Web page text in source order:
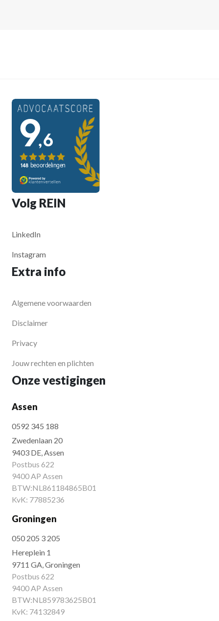
Volg REIN
LinkedIn
Instagram
Extra info
Algemene voorwaarden
Disclaimer
Privacy
Jouw rechten en plichten
Onze vestigingen
Assen
0592 345 188
Zwedenlaan 20
9403 DE, Assen
Postbus 622
9400 AP Assen
BTW:NL861184865B01
KvK: 77885236
Groningen
050 205 3 205
Hereplein 1
9711 GA, Groningen
Postbus 622
9400 AP Assen
BTW:NL859783625B01
KvK: 74132849